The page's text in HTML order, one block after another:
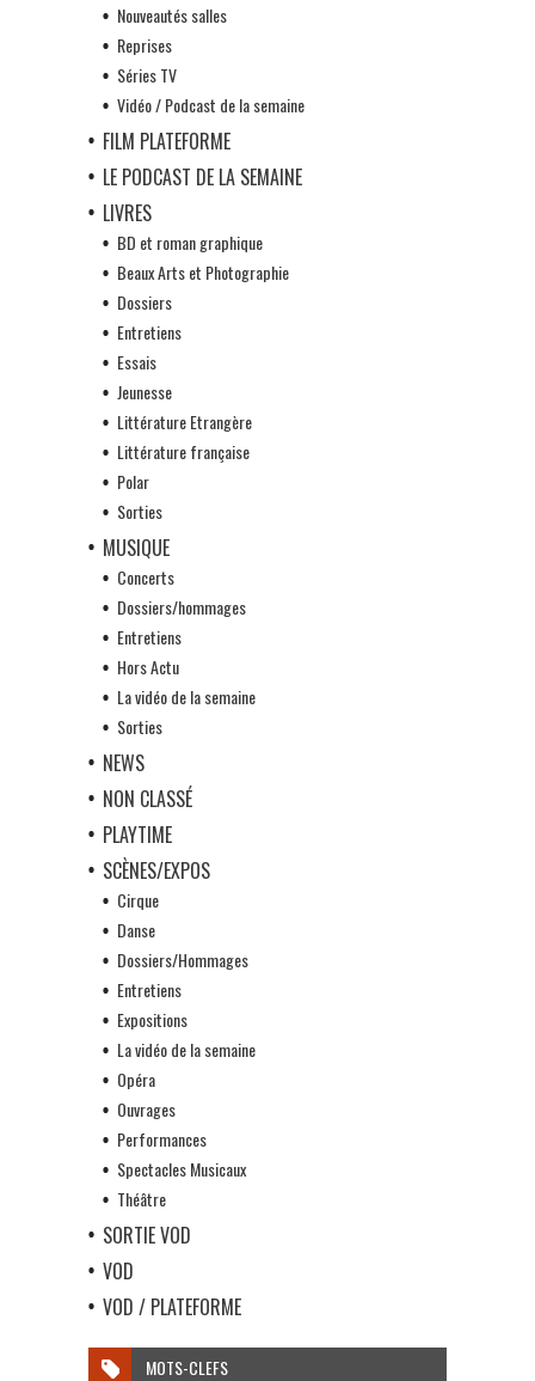
Nouveautés salles
Reprises
Séries TV
Vidéo / Podcast de la semaine
FILM PLATEFORME
LE PODCAST DE LA SEMAINE
LIVRES
BD et roman graphique
Beaux Arts et Photographie
Dossiers
Entretiens
Essais
Jeunesse
Littérature Etrangère
Littérature française
Polar
Sorties
MUSIQUE
Concerts
Dossiers/hommages
Entretiens
Hors Actu
La vidéo de la semaine
Sorties
NEWS
NON CLASSÉ
PLAYTIME
SCÈNES/EXPOS
Cirque
Danse
Dossiers/Hommages
Entretiens
Expositions
La vidéo de la semaine
Opéra
Ouvrages
Performances
Spectacles Musicaux
Théâtre
SORTIE VOD
VOD
VOD / PLATEFORME
MOTS-CLEFS